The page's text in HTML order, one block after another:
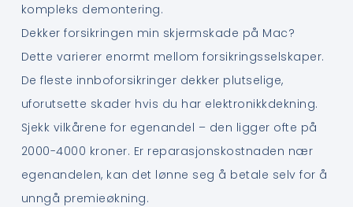
kompleks demontering.
Dekker forsikringen min skjermskade på Mac?
Dette varierer enormt mellom forsikringsselskaper.
De fleste innboforsikringer dekker plutselige,
uforutsette skader hvis du har elektronikkdekning.
Sjekk vilkårene for egenandel – den ligger ofte på
2000-4000 kroner. Er reparasjonskostnaden nær
egenandelen, kan det lønne seg å betale selv for å
unngå premieøkning.